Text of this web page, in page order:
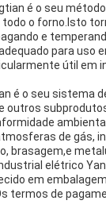
é o seu
o forno.Isto
e
para uso
útil em
é o seu sistema
outros
de gás,
brasagem,e
elétrico
em
termos de